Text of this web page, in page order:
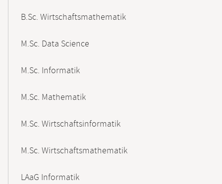
B.Sc. Wirtschaftsmathematik
M.Sc. Data Science
M.Sc. Informatik
M.Sc. Mathematik
M.Sc. Wirtschaftsinformatik
M.Sc. Wirtschaftsmathematik
LAaG Informatik